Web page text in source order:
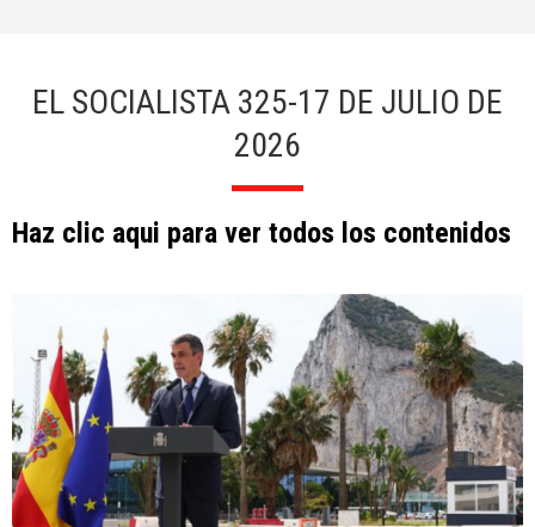
EL SOCIALISTA 325-17 DE JULIO DE
2026
Haz clic aqui para ver todos los contenidos